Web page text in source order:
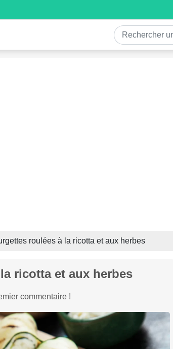
roulées à la ricotta et aux herbes
ricotta et aux herbes
commentaire !